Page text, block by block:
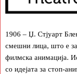
1906 – Џ. Стјуарт
смешни лица, што е
филмска анимација.
со идејата за стоп-